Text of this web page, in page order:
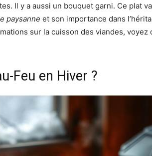
Il y a aussi un bouquet garni. Ce plat
paysanne et son importance dans
sur la cuisson des viandes, voyez
Feu en Hiver ?